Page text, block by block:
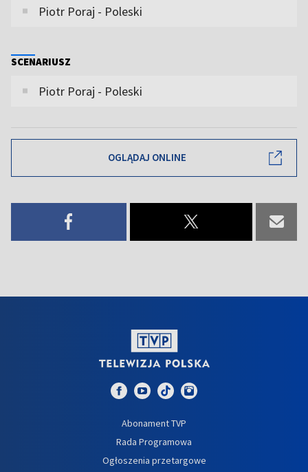
Piotr Poraj - Poleski
SCENARIUSZ
Piotr Poraj - Poleski
OGLĄDAJ ONLINE
Abonament TVP
Rada Programowa
Ogłoszenia przetargowe